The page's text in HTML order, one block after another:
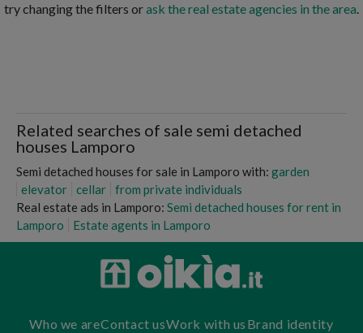
try changing the filters orask the real estate agencies in the area.
Related searches of sale semi detached
houses Lamporo
Semi detached houses for sale in Lamporo with: garden
elevator
cellar
from private individuals
Real estate ads in Lamporo: Semi detached houses for rent in
Lamporo
Estate agents in Lamporo
Who we areContact usWork with us Brand identity